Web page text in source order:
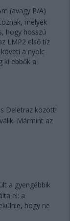
(avagy P/A)
melyek
hogy hosszú
LMP2 első tíz
a nyolc
ki ebbők a
Deletraz között!
Mármint az
a gyengébbik
el: a
hogy ne